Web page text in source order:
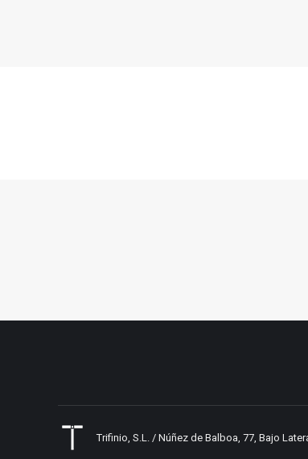
Trifinio, S.L. / Núñez de Balboa, 77, Bajo